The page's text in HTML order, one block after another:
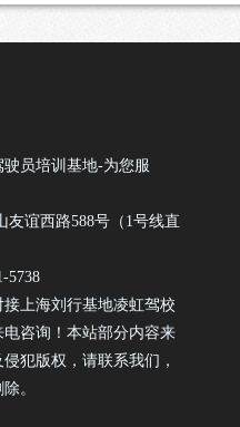
员培训基地-为您服
友谊西路588号（1号线直
5738
上海刘行基地凌虹驾校
咨询！本站部分内容来
犯版权，请联系我们，
。